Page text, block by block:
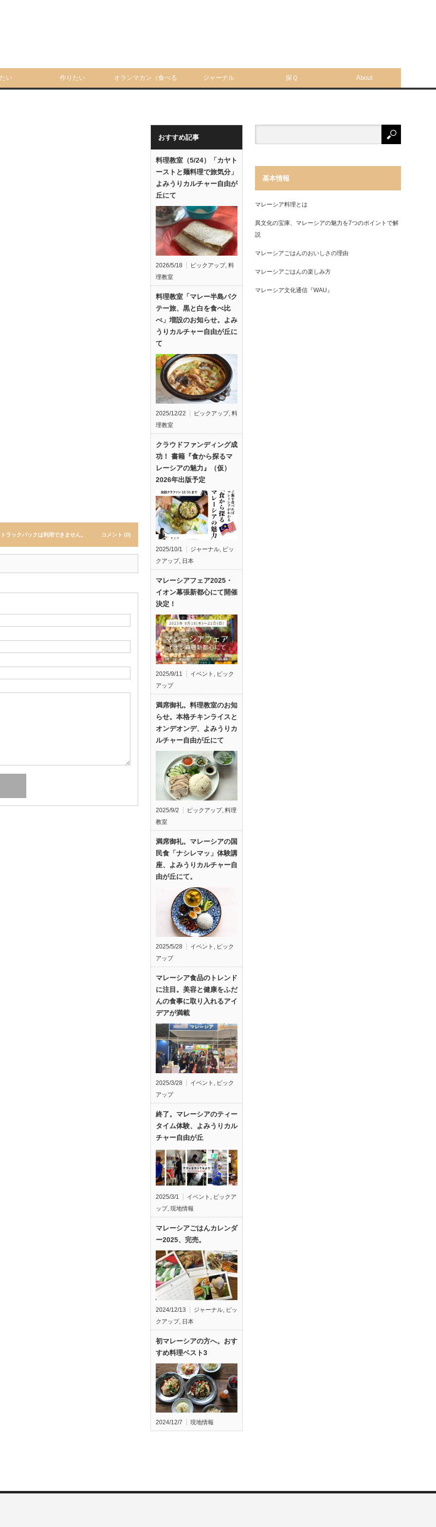
い 作りたい オランマカン（食べる ジャーナル 探Ｑ About
トラックバックは利用できません。 コメント (0)
おすすめ記事
料理教室（5/24）「カヤト
ーストと麺料理で旅気分」
よみうりカルチャー自由が
丘にて
2026/5/18 ピックアップ, 料
理教室
料理教室「マレー半島バク
テー旅、黒と白を食べ比
べ」増設のお知らせ。よみ
うりカルチャー自由が丘に
て
2025/12/22 ピックアップ, 料
理教室
クラウドファンディング成
功！ 書籍『食から探るマ
レーシアの魅力』（仮）
2026年出版予定
2025/10/1 ジャーナル, ピッ
クアップ, 日本
マレーシアフェア2025・
イオン幕張新都心にて開催
決定！
2025/9/11 イベント , ピック
アップ
満席御礼。料理教室のお知
らせ。本格チキンライスと
オンデオンデ、よみうりカ
ルチャー自由が丘にて
2025/9/2 ピックアップ, 料理
教室
満席御礼。マレーシアの国
民食「ナシレマッ」体験講
座、よみうりカルチャー自
由が丘にて。
2025/5/28 イベント , ピック
アップ
マレーシア食品のトレンド
に注目。美容と健康をふだ
んの食事に取り入れるアイ
デアが満載
2025/3/28 イベント
ピック
アップ
終了。マレーシアのティー
タイム体験、よみうりカル
チャー自由が丘
2025/3/1 イベント , ピックア
ップ, 現地情報
マレーシアごはんカレンダ
ー2025、完売。
2024/12/13 ジャーナル ピッ
クアップ, 日本
初マレーシアの方へ。おす
すめ料理ベスト3
2024/12/7 現地情報
基本情報
マレーシア料理とは
異文化の宝庫、マレーシアの魅力を7つのポイントで解
説
マレーシアごはんのおいしさの理由
マレーシアごはんの楽しみ方
マレーシア文化通信『WAU』